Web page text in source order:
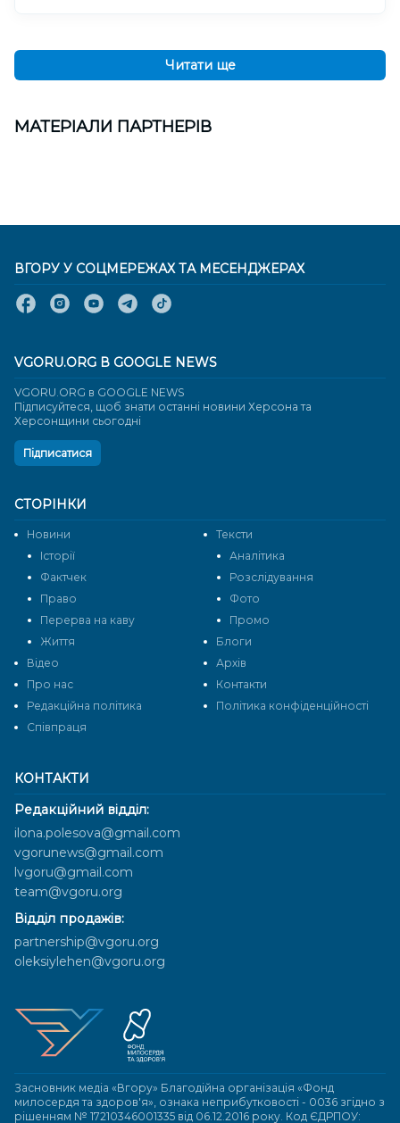
Читати ще
МАТЕРІАЛИ ПАРТНЕРІВ
КОНТАКТИ
Редакційний відділ:
ilona.polesova@gmail.com
vgorunews@gmail.com
lvgoru@gmail.com
team@vgoru.org
Відділ продажів:
partnership@vgoru.org
oleksiylehen@vgoru.org
Засновник медіа «Вгору» Благодійна організація «Фонд
милосердя та здоров'я», ознака неприбутковості - 0036 згідно з
рішенням № 17210346001335 від 06.12.2016 року. Код ЄДРПОУ:
СТОРІНКИ
Новини
Тексти
Історії
Аналітика
Фактчек
Розслідування
Право
Фото
Перерва на каву
Промо
Життя
Блоги
Відео
Архів
Про нас
Контакти
Редакційна політика
Політика конфіденційності
Cпівпраця
ВГОРУ У СОЦМЕРЕЖАХ ТА МЕСЕНДЖЕРАХ
VGORU.ORG В GOOGLE NEWS
VGORU.ORG в GOOGLE NEWS
Підписуйтеся, щоб знати останні новини Херсона та
Херсонщини сьогодні
Підписатися